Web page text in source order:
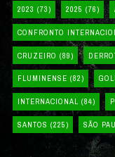
2023 (73) 2025 (76)
CONFRONTO
CRUZEIRO (89)
FLUMINENSE (82)
INTERNACIONAL (84)
SANTOS (225) SÃO